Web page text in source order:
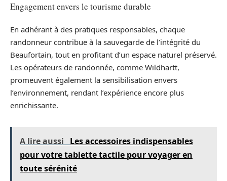
Engagement envers le tourisme durable
En adhérant à des pratiques responsables, chaque
randonneur contribue à la sauvegarde de l’intégrité du
Beaufortain, tout en profitant d’un espace naturel préservé.
Les opérateurs de randonnée, comme Wildhartt,
promeuvent également la sensibilisation envers
l’environnement, rendant l’expérience encore plus
enrichissante.
A lire aussi
Les accessoires indispensables
pour votre tablette tactile pour voyager en
toute sérénité